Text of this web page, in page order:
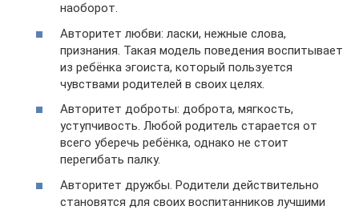
наоборот.
Авторитет любви: ласки, нежные слова,
признания. Такая модель поведения воспитывает
из ребёнка эгоиста, который пользуется
чувствами родителей в своих целях.
Авторитет доброты: доброта, мягкость,
уступчивость. Любой родитель старается от
всего уберечь ребёнка, однако не стоит
перегибать палку.
Авторитет дружбы. Родители действительно
становятся для своих воспитанников лучшими